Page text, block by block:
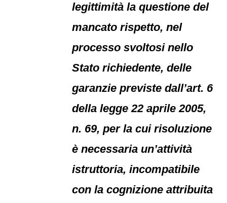
legittimità la questione del
mancato rispetto, nel
processo svoltosi nello
Stato richiedente, delle
garanzie previste dall’art. 6
della legge 22 aprile 2005,
n. 69, per la cui risoluzione
è necessaria un’attività
istruttoria, incompatibile
con la cognizione attribuita